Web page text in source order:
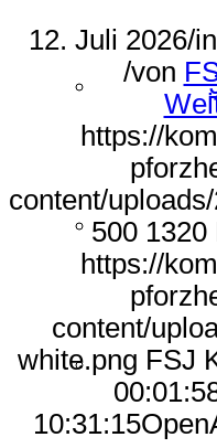
12. Juli 2026/in
/von
https://
content/
500 1320
https://
content/
white.png FSJ
10:31:15